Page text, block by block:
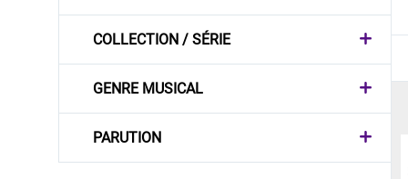
COLLECTION / SÉRIE
GENRE MUSICAL
PARUTION